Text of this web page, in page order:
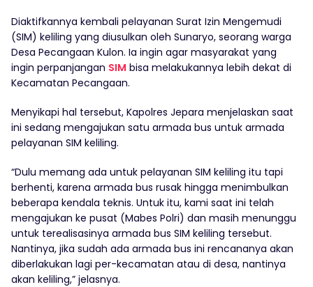
Diaktifkannya kembali pelayanan Surat Izin Mengemudi
(SIM) keliling yang diusulkan oleh Sunaryo, seorang warga
Desa Pecangaan Kulon. Ia ingin agar masyarakat yang
ingin perpanjangan SIM bisa melakukannya lebih dekat di
Kecamatan Pecangaan.
Menyikapi hal tersebut, Kapolres Jepara menjelaskan saat
ini sedang mengajukan satu armada bus untuk armada
pelayanan SIM keliling.
“Dulu memang ada untuk pelayanan SIM keliling itu tapi
berhenti, karena armada bus rusak hingga menimbulkan
beberapa kendala teknis. Untuk itu, kami saat ini telah
mengajukan ke pusat (Mabes Polri) dan masih menunggu
untuk terealisasinya armada bus SIM keliling tersebut.
Nantinya, jika sudah ada armada bus ini rencananya akan
diberlakukan lagi per-kecamatan atau di desa, nantinya
akan keliling,” jelasnya.